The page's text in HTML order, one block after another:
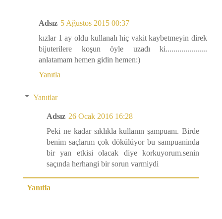
Adsız 5 Ağustos 2015 00:37
kızlar 1 ay oldu kullanalı hiç vakit kaybetmeyin direk
bijuterilere koşun öyle uzadı ki.....................
anlatamam hemen gidin hemen:)
Yanıtla
Yanıtlar
Adsız 26 Ocak 2016 16:28
Peki ne kadar sıklıkla kullanın şampuanı. Birde
benim saçlarım çok dökülüyor bu sampuaninda
bir yan etkisi olacak diye korkuyorum.senin
saçında herhangi bir sorun varmiydi
Yanıtla